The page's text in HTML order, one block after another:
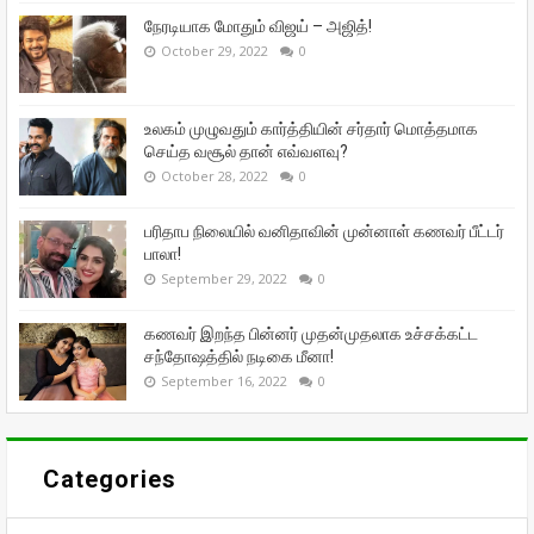
நேரடியாக மோதும் விஜய் – அஜித்!
October 29, 2022 0
உலகம் முழுவதும் கார்த்தியின் சர்தார் மொத்தமாக
செய்த வசூல் தான் எவ்வளவு?
October 28, 2022 0
பரிதாப நிலையில் வனிதாவின் முன்னாள் கணவர் பீட்டர்
பாலா!
September 29, 2022 0
கணவர் இறந்த பின்னர் முதன்முதலாக உச்சக்கட்ட
சந்தோஷத்தில் நடிகை மீனா!
September 16, 2022 0
Categories